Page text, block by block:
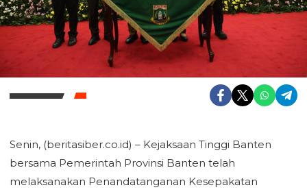
‎Senin, (beritasiber.co.id) – Kejaksaan Tinggi Banten
bersama Pemerintah Provinsi Banten telah
melaksanakan Penandatanganan Kesepakatan